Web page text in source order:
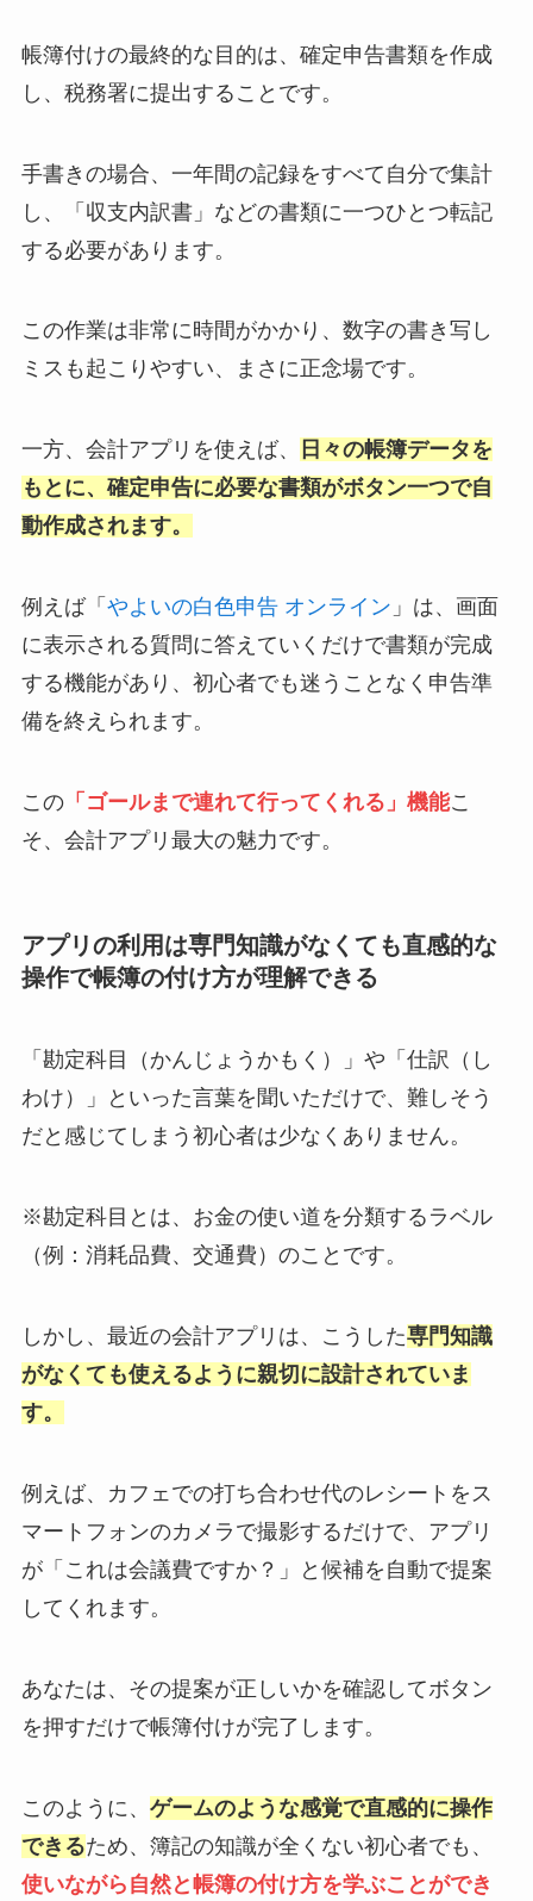
帳簿付けの最終的な目的は、確定申告書類を作成
し、税務署に提出することです。
手書きの場合、一年間の記録をすべて自分で集計
し、「収支内訳書」などの書類に一つひとつ転記
する必要があります。
この作業は非常に時間がかかり、数字の書き写し
ミスも起こりやすい、まさに正念場です。
一方、会計アプリを使えば、
日々の帳簿データを
もとに、確定申告に必要な書類がボタン一つで自
動作成されます。
例えば「 やよいの白色申告 オンライン 」は、画面
に表示される質問に答えていくだけで書類が完成
する機能があり、初心者でも迷うことなく申告準
備を終えられます。
この「ゴールまで連れて行ってくれる」機能こ
そ、会計アプリ最大の魅力です。
アプリの利用は専門知識がなくても直感的な
操作で帳簿の付け方が理解できる
「勘定科目（かんじょうかもく）」や「仕訳（し
わけ）」といった言葉を聞いただけで、難しそう
だと感じてしまう初心者は少なくありません。
※勘定科目とは、お金の使い道を分類するラベル
（例：消耗品費、交通費）のことです。
しかし、最近の会計アプリは、こうした専門知識
がなくても使えるように親切に設計されていま
す。
例えば、カフェでの打ち合わせ代のレシートをス
マートフォンのカメラで撮影するだけで、アプリ
が「これは会議費ですか？」と候補を自動で提案
してくれます。
あなたは、その提案が正しいかを確認してボタン
を押すだけで帳簿付けが完了します。
このように、 ゲームのような感覚で直感的に操作
できるため、簿記の知識が全くない初心者でも、
使いながら自然と帳簿の付け方を学ぶことができ